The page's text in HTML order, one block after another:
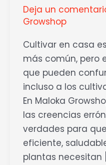
Deja un
Growshop
Cultivar en casa
más común, pero
que pueden
incluso a los
En Maloka
las creencias
verdades para
eficiente,
plantas necesitan